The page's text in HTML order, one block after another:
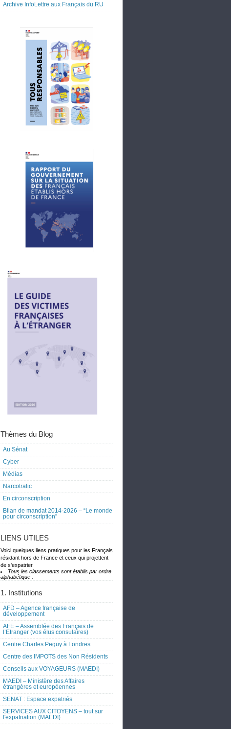
Archive InfoLettre aux Français du RU
Thèmes du Blog
Au Sénat
Cyber
Médias
Narcotrafic
En circonscription
Bilan de mandat 2014-2026 – “Le monde
pour circonscription”
LIENS UTILES
Voici quelques liens pratiques pour les Français
résidant hors de France et ceux qui projettent
de s'expatrier.
Tous les classements sont établis par ordre
alphabétique :
1. Institutions
AFD – Agence française de
développement
AFE – Assemblée des Français de
l’Etranger (vos élus consulaires)
Centre Charles Peguy à Londres
Centre des IMPOTS des Non Résidents
Conseils aux VOYAGEURS (MAEDI)
MAEDI – Ministère des Affaires
étrangères et européennes
SENAT : Espace expatriés
SERVICES AUX CITOYENS – tout sur
l'expatriation (MAEDI)